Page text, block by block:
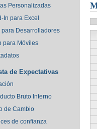
Personalizadas
In para Excel
para Desarrolladores
para Móviles
de Expectativas
Bruto Interno
de Cambio
de confianza